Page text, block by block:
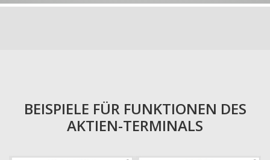
BEISPIELE FÜR FUNKTIONEN DES
AKTIEN-TERMINALS